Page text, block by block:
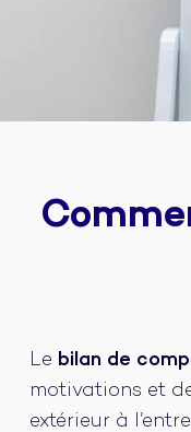
Le bilan de
motivations et
extérieur à